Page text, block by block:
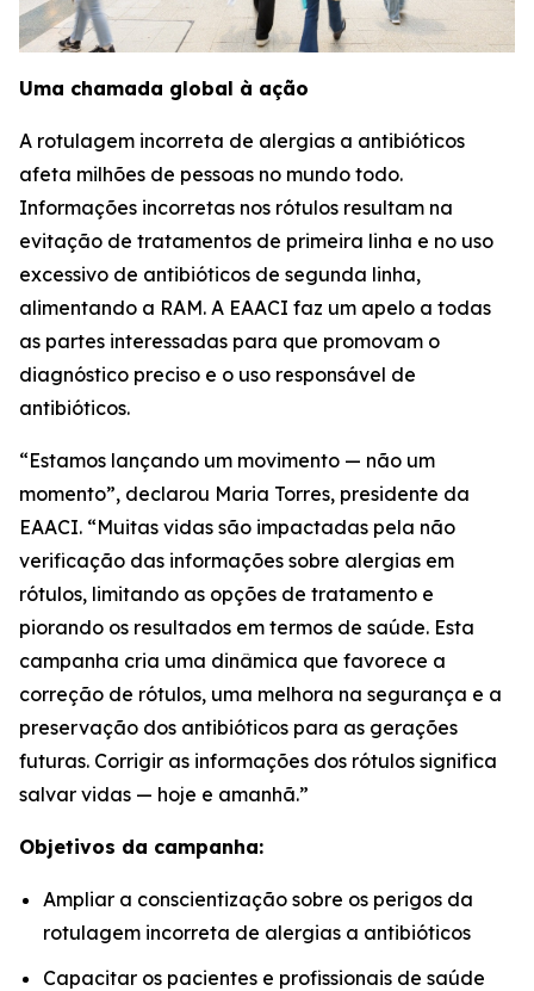
Uma chamada global à ação
A rotulagem incorreta de alergias a antibióticos
afeta milhões de pessoas no mundo todo.
Informações incorretas nos rótulos resultam na
evitação de tratamentos de primeira linha e no uso
excessivo de antibióticos de segunda linha,
alimentando a RAM. A EAACI faz um apelo a todas
as partes interessadas para que promovam o
diagnóstico preciso e o uso responsável de
antibióticos.
“Estamos lançando um movimento — não um
momento”, declarou Maria Torres, presidente da
EAACI. “Muitas vidas são impactadas pela não
verificação das informações sobre alergias em
rótulos, limitando as opções de tratamento e
piorando os resultados em termos de saúde. Esta
campanha cria uma dinâmica que favorece a
correção de rótulos, uma melhora na segurança e a
preservação dos antibióticos para as gerações
futuras. Corrigir as informações dos rótulos significa
salvar vidas — hoje e amanhã.”
Objetivos da campanha:
Ampliar a conscientização sobre os perigos da
rotulagem incorreta de alergias a antibióticos
Capacitar os pacientes e profissionais de saúde